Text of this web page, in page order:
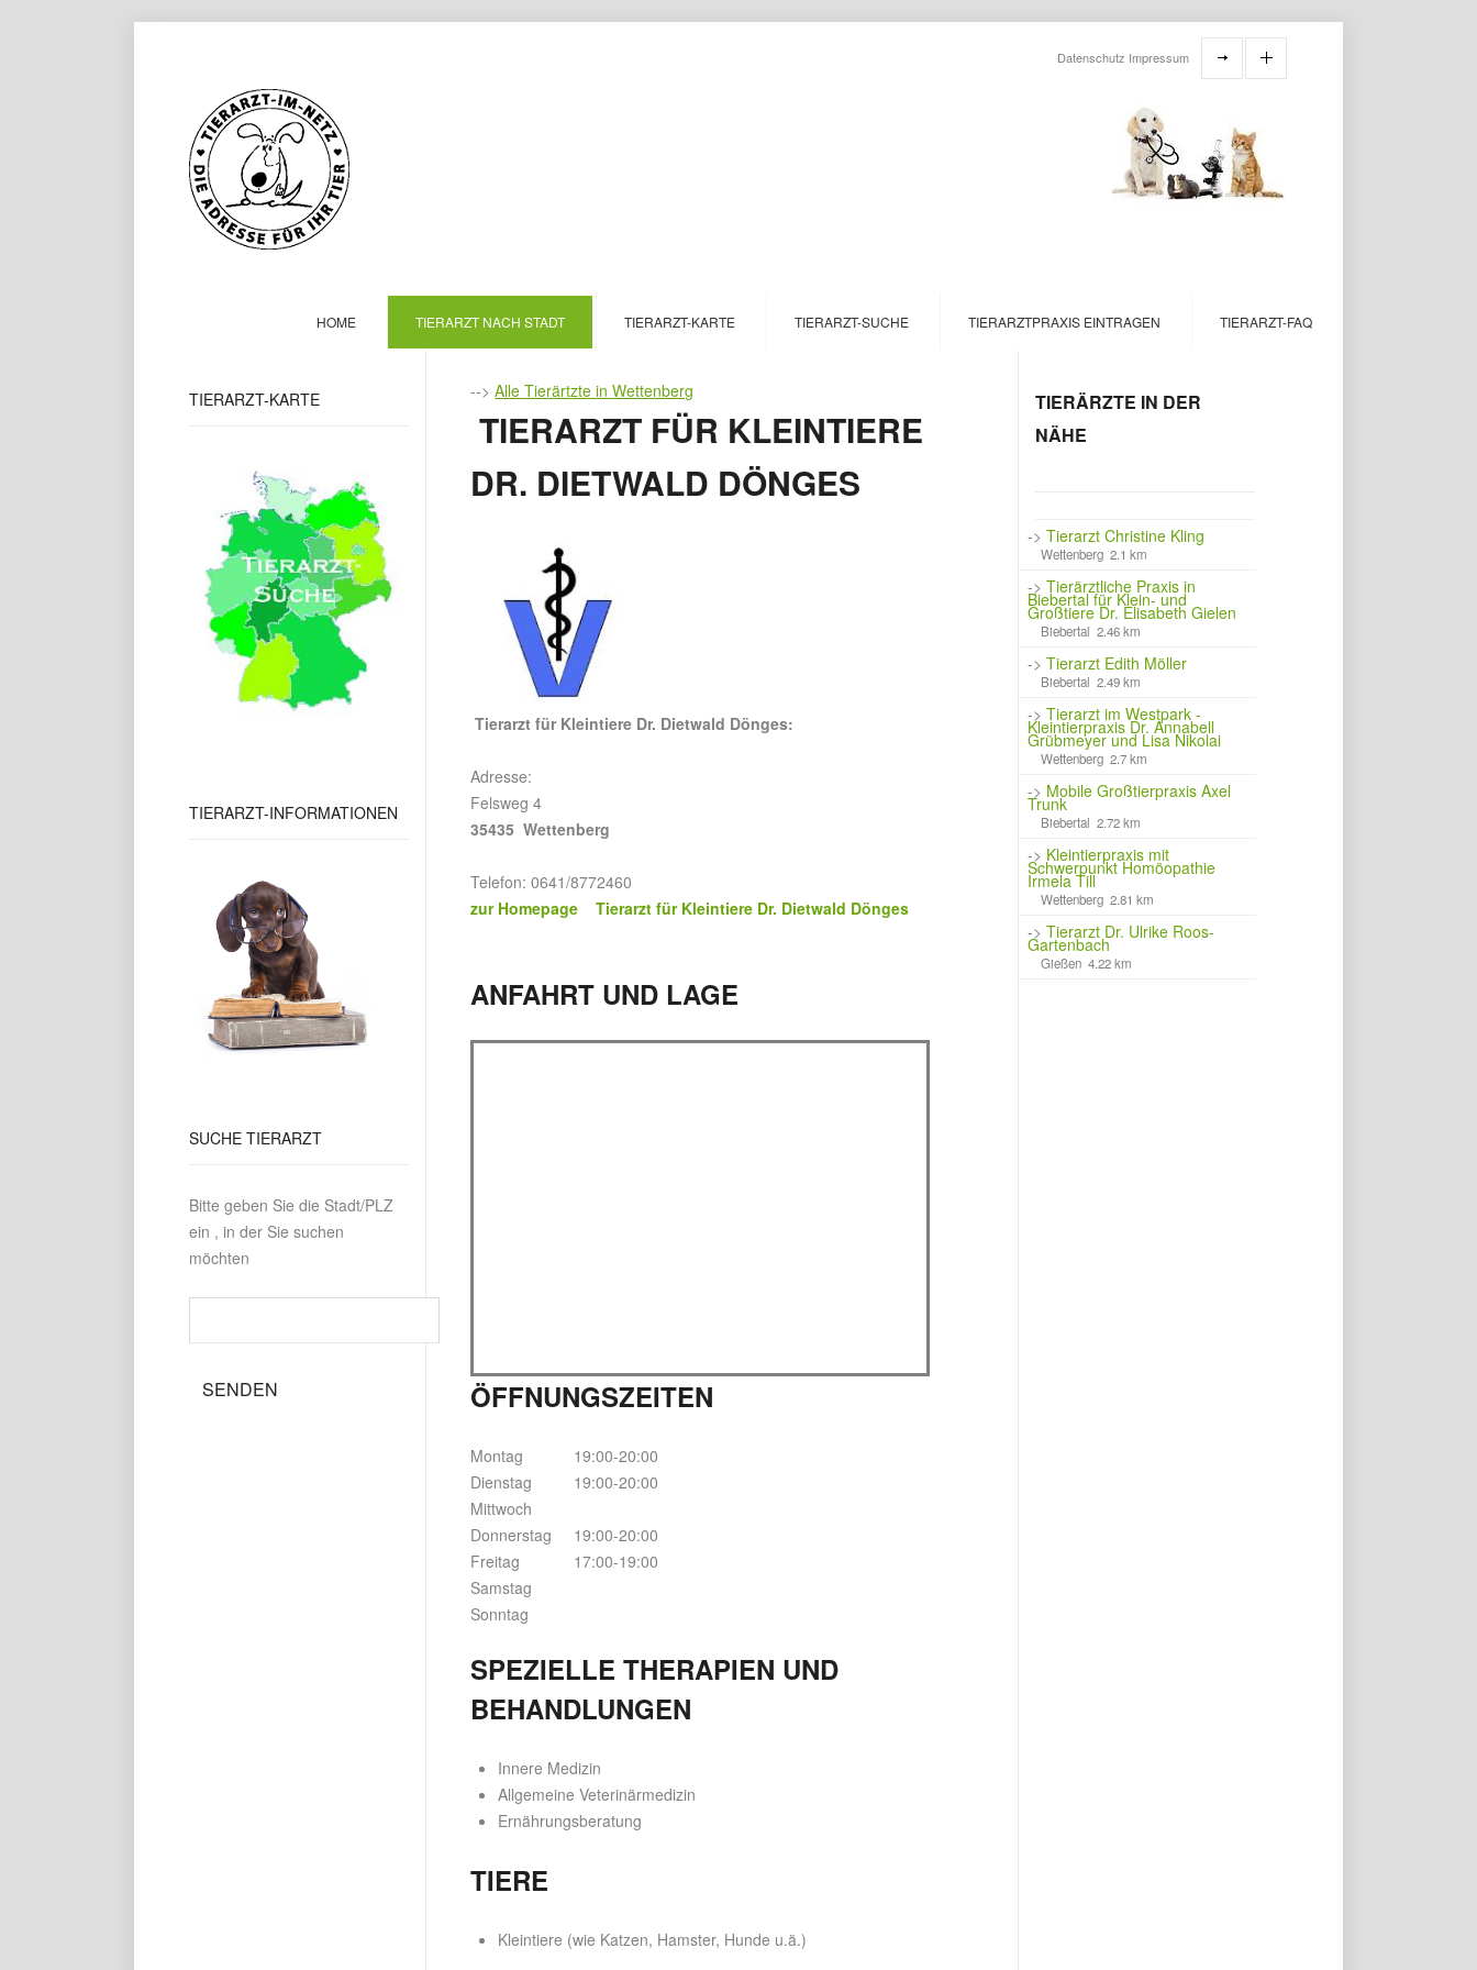
Datenschutz Impressum
HOME TIERARZT NACH STADT TIERARZT-KARTE TIERARZT-SUCHE TIERARZTPRAXIS EINTRAGEN TIERARZT-FAQ
TIERARZT-KARTE
TIERARZT-INFORMATIONEN
SUCHE TIERARZT
Bitte geben Sie die Stadt/PLZ
ein , in der Sie suchen
möchten
-->Alle Tierärtzte in Wettenberg
TIERARZT FÜR KLEINTIERE
DR. DIETWALD DÖNGES
Tierarzt für Kleintiere Dr. Dietwald Dönges:
Adresse:
Felsweg 4
35435 Wettenberg
Telefon: 0641/8772460
zur Homepage Tierarzt für Kleintiere Dr. Dietwald Dönges
ANFAHRT UND LAGE
ÖFFNUNGSZEITEN
Montag
19:00-20:00
Dienstag
19:00-20:00
Mittwoch
Donnerstag
19:00-20:00
Freitag
17:00-19:00
Samstag
Sonntag
SPEZIELLE THERAPIEN UND
BEHANDLUNGEN
Innere Medizin
Allgemeine Veterinärmedizin
Ernährungsberatung
TIERE
Kleintiere (wie Katzen, Hamster, Hunde u.ä.)
TIERÄRZTE IN DER
NÄHE
->Tierarzt Christine Kling
Wettenberg 2.1 km
->Tierärztliche Praxis in
Biebertal für Klein- und
Großtiere Dr. Elisabeth Gielen
Biebertal 2.46 km
->Tierarzt Edith Möller
Biebertal 2.49 km
->Tierarzt im Westpark -
Kleintierpraxis Dr. Annabell
Grübmeyer und Lisa Nikolai
Wettenberg 2.7 km
-> Mobile Großtierpraxis Axel
Trunk
Biebertal 2.72 km
-> Kleintierpraxis mit
Schwerpunkt Homöopathie
Irmela Till
Wettenberg 2.81 km
->Tierarzt Dr. Ulrike Roos-
Gartenbach
Gießen 4.22 km